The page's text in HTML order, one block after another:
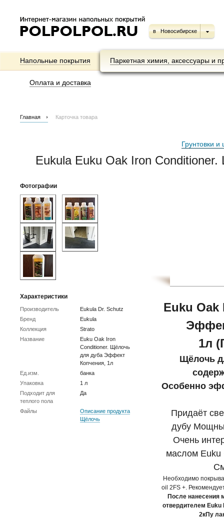
в Новосибирске
Напольные покрытия Паркетная химия, аксессуары и
Оплата и доставка
Главная Карточка товара
Грунтовки и
Eukula Euku Oak Iron
Фотографии
Характеристики
Производитель
Eukula Dr. Schutz
Бренд
Eukula
Коллекция
Strato
Название
Euku Oak Iron
Conditioner. Щёлочь
для дуба Эффект
Копчения, 1л
Ед.изм.
банка
Упаковка
1 л
Подходит для
теплого пола
Да
Файлы
Описание продукта
Щёлочь
Euku
1л
Щёлочь
Особенно
Придаёт
дубу
Очень
маслом Euku
Необходимо
oil 2FS +.
После нанесения
отвердителем Euku
2кПу